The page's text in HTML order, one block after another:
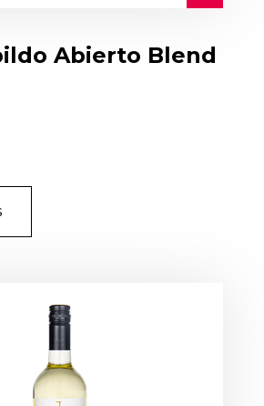
Abierto Blend